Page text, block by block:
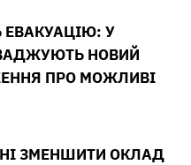
У
НОВИЙ
ПРО МОЖЛИВІ
ЗМЕНШИТИ ОКЛАД